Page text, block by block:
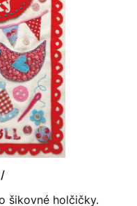
šikovné holčičky.